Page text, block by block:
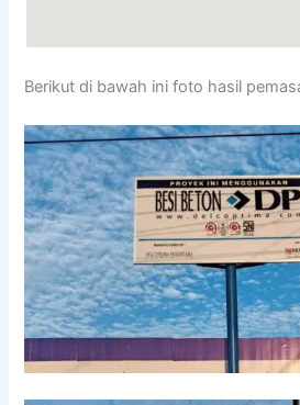
Berikut di bawah ini foto hasil